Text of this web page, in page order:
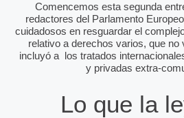
Comencemos esta segunda
redactores del Parlamento
cuidadosos en resguardar el
relativo a derechos varios, que no
incluyó a los tratados
y privadas extra-
Lo que la